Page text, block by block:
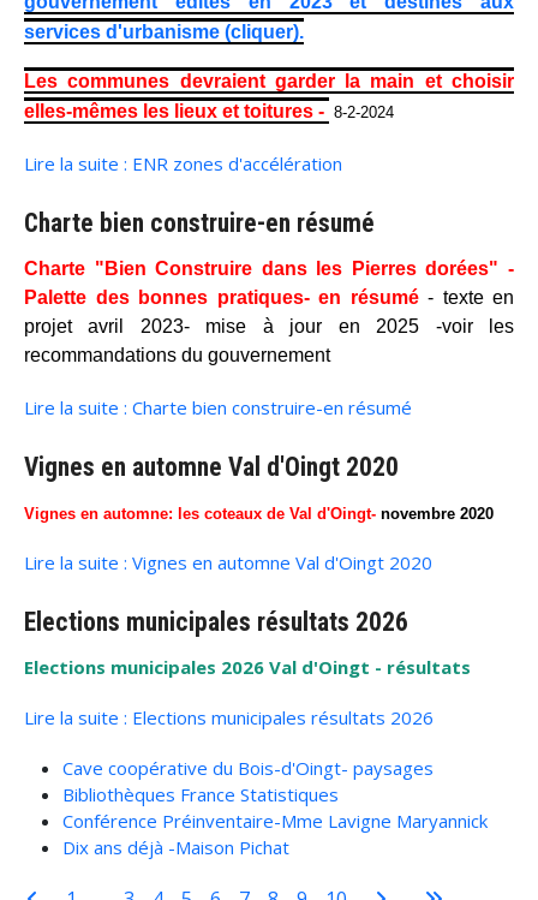
services d'urbanisme (cliquer).
Les communes devraient garder la main et choisir
elles-mêmes les lieux et toitures - 8-2-2024
Lire la suite : ENR zones d'accélération
Charte bien construire-en résumé
Charte "Bien Construire dans les Pierres dorées" -
Palette des bonnes pratiques- en résumé - texte en
projet avril 2023- mise à jour en 2025 -voir les
recommandations du gouvernement
Lire la suite : Charte bien construire-en résumé
Vignes en automne Val d'Oingt 2020
Vignes en automne: les coteaux de Val d'Oingt- novembre 2020
Lire la suite : Vignes en automne Val d'Oingt 2020
Elections municipales résultats 2026
Elections municipales 2026 Val d'Oingt - résultats
Lire la suite : Elections municipales résultats 2026
Cave coopérative du Bois-d'Oingt- paysages
Bibliothèques France Statistiques
Conférence Préinventaire-Mme Lavigne Maryannick
Dix ans déjà -Maison Pichat